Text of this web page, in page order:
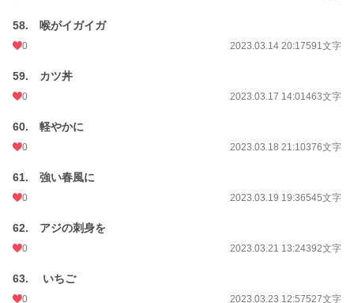
58. 喉がイガイガ
0 2023.03.14 20:17591文字
59. カツ丼
0 2023.03.17 14:01463文字
60. 軽やかに
0 2023.03.18 21:10376文字
61. 強い春風に
0 2023.03.19 19:36545文字
62. アジの刺身を
0 2023.03.21 13:24392文字
63. いちご
0 2023.03.23 12:57527文字